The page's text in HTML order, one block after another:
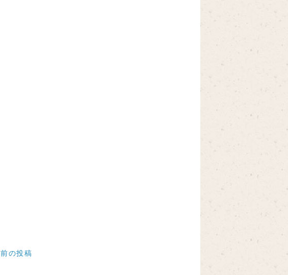
前の投稿